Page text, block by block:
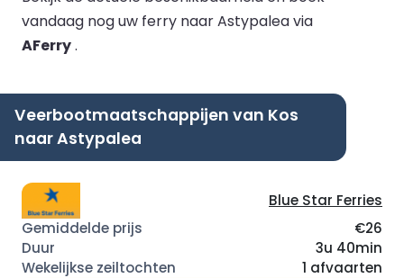
vandaag nog uw ferry naar Astypalea via
AFerry.
Veerbootmaatschappijen van Kos
naar Astypalea
Blue Star Ferries
€26
3u 40min
1 afvaarten